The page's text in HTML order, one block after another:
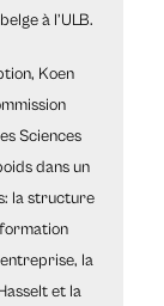
à l’ULB.
Koen
Sciences
dans un
la structure
la
et la